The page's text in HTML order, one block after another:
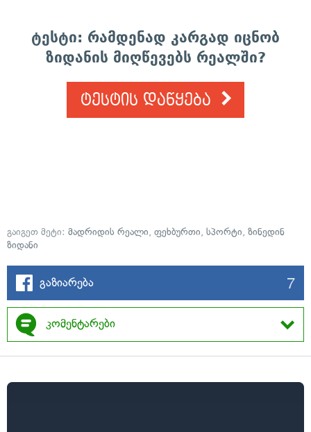
ტესტი: რამდენად კარგად იცნობ
ზიდანის მიღწევებს რეალში?
ტესტის დაწყება
გაიგეთ მეტი: მადრიდის რეალი, ფეხბურთი, სპორტი, ზინედინ
ზიდანი
გაზიარება 7
კომენტარები